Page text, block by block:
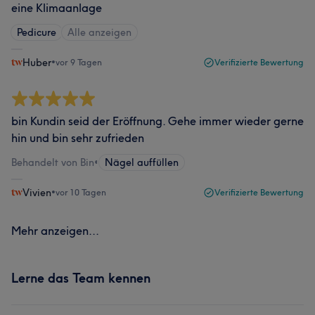
eine Klimaanlage
Pedicure Alle anzeigen
Huber•vor 9 Tagen Verifizierte Bewertung
bin Kundin seid der Eröffnung. Gehe immer wieder gerne
hin und bin sehr zufrieden
Behandelt von Bin• Nägel auffüllen
Vivien•vor 10 Tagen Verifizierte Bewertung
Mehr anzeigen...
Lerne das Team kennen